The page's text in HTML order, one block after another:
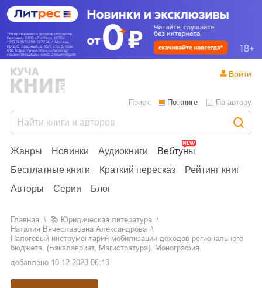
Жанры Новинки Аудиокниги
Вебтуны
Бесплатные книги
Краткий пересказ
Рейтинг книг
Авторы
Серии Блог
Поиск: По книге По автору
Войти
Главная 📚
юридическая литература
Наталия Вячеславовна Александрова
Налоговый инструментарий мобилизации доходов регионального
бюджета. (Бакалавриат, Магистратура). Монография.
добавлено 10.12.2023 06:13